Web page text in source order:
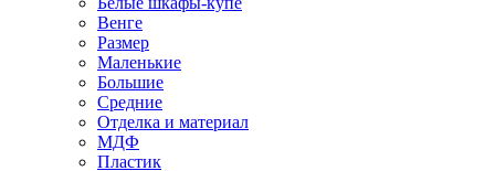
Венге
Размер
Маленькие
Большие
Средние
Отделка и материал
МДФ
Пластик